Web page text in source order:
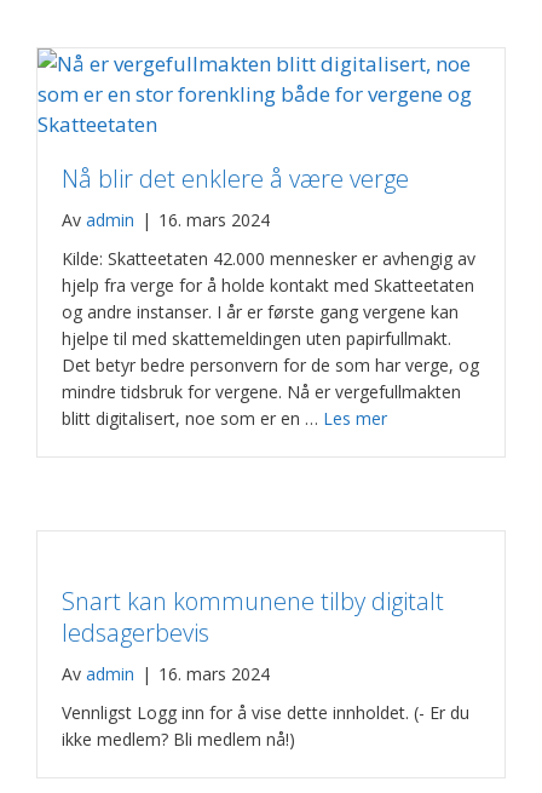
Nå blir det enklere å være verge
Av admin | 16. mars 2024
Kilde: Skatteetaten 42.000 mennesker er avhengig av
hjelp fra verge for å holde kontakt med Skatteetaten
og andre instanser. I år er første gang vergene kan
hjelpe til med skattemeldingen uten papirfullmakt.
Det betyr bedre personvern for de som har verge, og
mindre tidsbruk for vergene. Nå er vergefullmakten
blitt digitalisert, noe som er en … Les mer
Snart kan kommunene tilby digitalt
ledsagerbevis
Av admin | 16. mars 2024
Vennligst Logg inn for å vise dette innholdet. (- Er du
ikke medlem? Bli medlem nå!)